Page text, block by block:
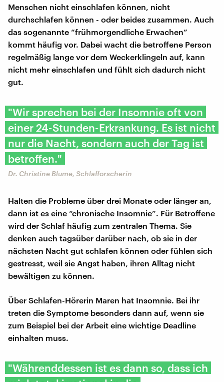
Menschen nicht einschlafen können, nicht
durchschlafen können - oder beides zusammen. Auch
das sogenannte “frühmorgendliche Erwachen”
kommt häufig vor. Dabei wacht die betroffene Person
regelmäßig lange vor dem Weckerklingeln auf, kann
nicht mehr einschlafen und fühlt sich dadurch nicht
gut.
"Wir sprechen bei der Insomnie oft von
einer 24-Stunden-Erkrankung. Es ist nicht
nur die Nacht, sondern auch der Tag ist
betroffen."
Dr. Christine Blume, Schlafforscherin
Halten die Probleme über drei Monate oder länger an,
dann ist es eine “chronische Insomnie”. Für Betroffene
wird der Schlaf häufig zum zentralen Thema. Sie
denken auch tagsüber darüber nach, ob sie in der
nächsten Nacht gut schlafen können oder fühlen sich
gestresst, weil sie Angst haben, ihren Alltag nicht
bewältigen zu können.
Über Schlafen-Hörerin Maren hat Insomnie. Bei ihr
treten die Symptome besonders dann auf, wenn sie
zum Beispiel bei der Arbeit eine wichtige Deadline
einhalten muss.
"Währenddessen ist es dann so, dass ich